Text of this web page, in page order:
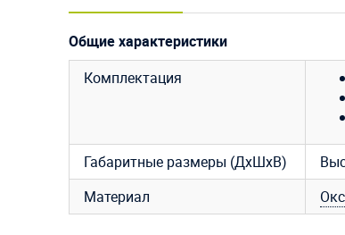
Общие характеристики
Комплектация
Габаритные размеры (ДхШхВ)
Материал